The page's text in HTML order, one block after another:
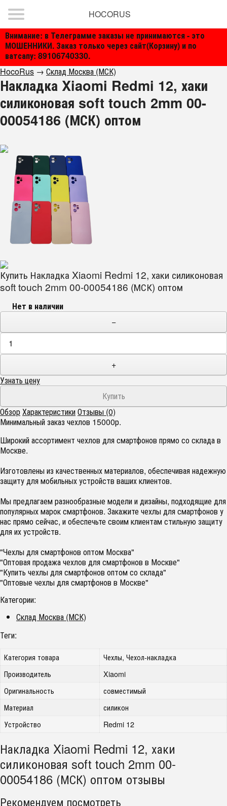
Внимание: в Телеграмме заказы не принимаются - это
МОШЕННИКИ. Заказ только через сайт(Корзину) и по
ватсапу: 89106740330.
HOCORUS
HocoRus → Склад Москва (МСК)
Накладка Xiaomi Redmi 12, хаки
силиконовая soft touch 2mm 00-
00054186 (МСК) оптом
Купить Накладка Xiaomi Redmi 12, хаки силиконовая
soft touch 2mm 00-00054186 (МСК) оптом
Нет в наличии
−
+
Узнать цену
ОбзорХарактеристикиОтзывы (0)
Минимальный заказ чехлов 15000р.
Широкий ассортимент чехлов для смартфонов прямо со склада в
Москве.
Изготовлены из качественных материалов, обеспечивая надежную
защиту для мобильных устройств ваших клиентов.
Мы предлагаем разнообразные модели и дизайны, подходящие для
популярных марок смартфонов. Закажите чехлы для смартфонов у
нас прямо сейчас, и обеспечьте своим клиентам стильную защиту
для их устройств.
"Чехлы для смартфонов оптом Москва"
"Оптовая продажа чехлов для смартфонов в Москве"
"Купить чехлы для смартфонов оптом со склада"
"Оптовые чехлы для смартфонов в Москве"
Категории:
Склад Москва (МСК)
Теги:
Категория товара
Чехлы, Чехол-накладка
Производитель
Xiaomi
Оригинальность
совместимый
Материал
силикон
Устройство
Redmi 12
Накладка Xiaomi Redmi 12, хаки
силиконовая soft touch 2mm 00-
00054186 (МСК) оптом отзывы
Рекомендуем посмотреть